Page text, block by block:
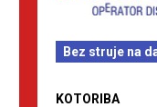
Bez struje na
KOTORIBA